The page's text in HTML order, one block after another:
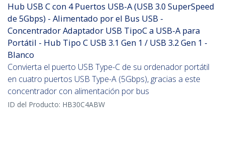
Hub USB C con 4 Puertos USB-A (USB 3.0 SuperSpeed
de 5Gbps) - Alimentado por el Bus USB -
Concentrador Adaptador USB TipoC a USB-A para
Portátil - Hub Tipo C USB 3.1 Gen 1 / USB 3.2 Gen 1 -
Blanco
Convierta el puerto USB Type-C de su ordenador portátil
en cuatro puertos USB Type-A (5Gbps), gracias a este
concentrador con alimentación por bus
ID del Producto: HB30C4ABW